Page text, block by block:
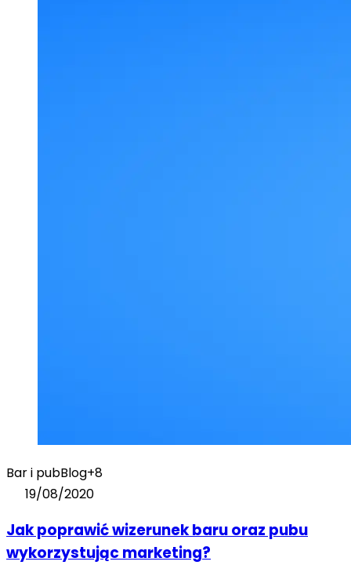
Bar i pubBlog+8
19/08/2020
Jak poprawić wizerunek baru oraz pubu
wykorzystując marketing?